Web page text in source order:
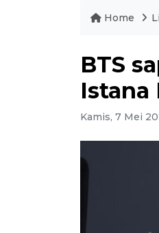
Home
BTS
Istana
Kamis, 7 Mei